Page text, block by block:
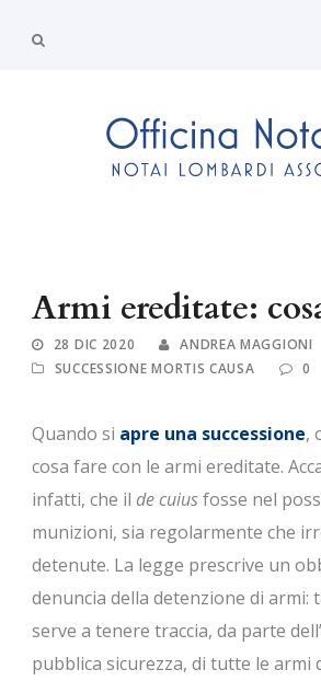
Armi ereditate:
28 DIC 2020
ANDREA MAGGIONI
SUCCESSIONE MORTIS CAUSA
0
Quando si apre una successione,
cosa fare con le armi ereditate.
infatti, che il de cuiusfosse nel
munizioni, sia regolarmente che
detenute. La legge prescrive un
denuncia della detenzione di armi:
serve a tenere traccia, da parte
pubblica sicurezza, di tutte le armi